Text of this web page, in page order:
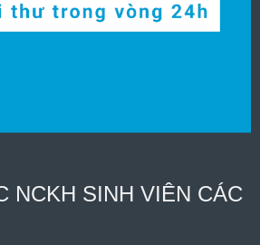
NCKH SINH VIÊN CÁC